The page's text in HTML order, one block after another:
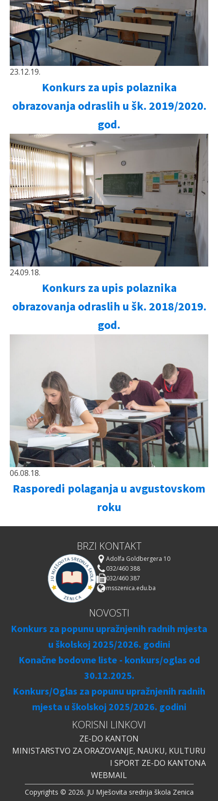
23.12.19.
Konkurs za upis polaznika
obrazovanja odraslih u šk. 2019/2020.
god.
24.09.18.
Konkurs za upis polaznika
obrazovanja odraslih u šk. 2018/2019.
god.
06.08.18.
Rasporedi polaganja u avgustovskom
roku
BRZI KONTAKT
Adolfa Goldbergera 10
032/460 388
032/460 387
msszenica.edu.ba
NOVOSTI
Konkurs za popunu upražnjenih radnih mjesta
u školskoj 2025/2026. godini
Konačne bodovne liste - konkurs/oglas od
30.12.2025.
Konkurs/Oglas za popunu upražnjenih radnih
mjesta u školskoj 2025/2026. godini
KORISNI LINKOVI
ZE-DO KANTON
MINISTARSTVO ZA ORAZOVANJE, NAUKU, KULTURU
I SPORT ZE-DO KANTONA
WEBMAIL
Copyrights © 2026. JU Mješovita srednja škola Zenica